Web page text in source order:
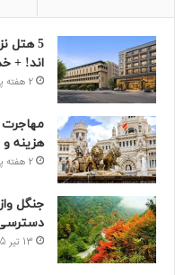
5 هتل
اند! +
2 هفته پیش
مهاجرت
هزینه
2 هفته پیش
جنگل
13 تیر 1405